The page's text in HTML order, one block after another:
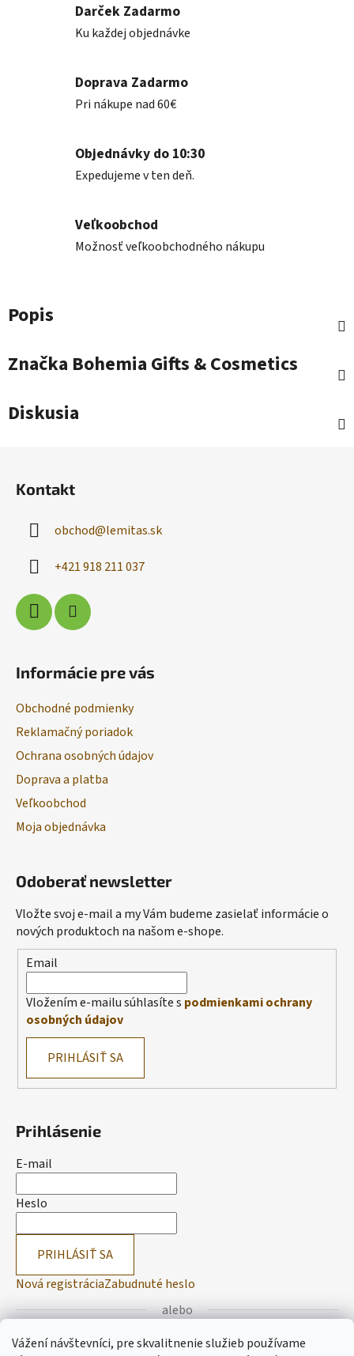
Vážení návštevníci, pre skvalitnenie služieb používame
Darček Zadarmo
Ku každej objednávke
Doprava Zadarmo
Pri nákupe nad 60€
Objednávky do 10:30
Expedujeme v ten deň.
Veľkoobchod
Možnosť veľkoobchodného nákupu
Popis
Značka Bohemia Gifts & Cosmetics
Diskusia
Kontakt
obchod@lemitas.sk
+421 918 211 037
Informácie pre vás
Obchodné podmienky
Reklamačný poriadok
Ochrana osobných údajov
Doprava a platba
Veľkoobchod
Moja objednávka
Odoberať newsletter
Vložte svoj e-mail a my Vám budeme zasielať informácie o
nových produktoch na našom e-shope.
Email
Vložením e-mailu súhlasíte s podmienkami ochrany
osobných údajov
PRIHLÁSIŤ SA
Prihlásenie
E-mail
Heslo
PRIHLÁSIŤ SA
Nová registráciaZabudnuté heslo
alebo
Prihlásiť sa cez Facebook